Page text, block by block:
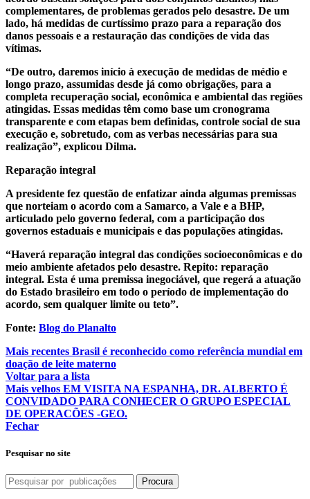
complementares, de problemas gerados pelo desastre. De um
lado, há medidas de curtíssimo prazo para a reparação dos
danos pessoais e a restauração das condições de vida das
vítimas.
“De outro, daremos início à execução de medidas de médio e
longo prazo, assumidas desde já como obrigações, para a
completa recuperação social, econômica e ambiental das regiões
atingidas. Essas medidas têm como base um cronograma
transparente e com etapas bem definidas, controle social de sua
execução e, sobretudo, com as verbas necessárias para sua
realização”, explicou Dilma.
Reparação integral
A presidente fez questão de enfatizar ainda algumas premissas
que norteiam o acordo com a Samarco, a Vale e a BHP,
articulado pelo governo federal, com a participação dos
governos estaduais e municipais e das populações atingidas.
“Haverá reparação integral das condições socioeconômicas e do
meio ambiente afetados pelo desastre. Repito: reparação
integral. Esta é uma premissa inegociável, que regerá a atuação
do Estado brasileiro em todo o período de implementação do
acordo, sem qualquer limite ou teto”.
Fonte: Blog do Planalto
Mais recentes Brasil é reconhecido como referência mundial em
doação de leite materno
Voltar para a lista
Mais velhos EM VISITA NA ESPANHA, DR. ALBERTO É
CONVIDADO PARA CONHECER O GRUPO ESPECIAL
DE OPERACÕES -GEO.
Fechar
Pesquisar no site
Procura